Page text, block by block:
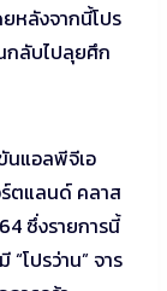
หลังจากนี้โปร
กลับไปลุยศึก
นแอลพีจีเอ
ตแลนด์ คลาส
ซึ่งรายการนี้
โปรว่าน” จาร